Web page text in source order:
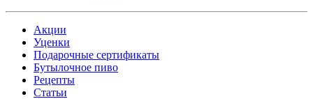
Акции
Уценки
Подарочные сертификаты
Бутылочное пиво
Рецепты
Статьи